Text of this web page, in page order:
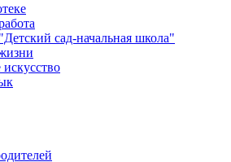
сад-начальная школа"
искусство